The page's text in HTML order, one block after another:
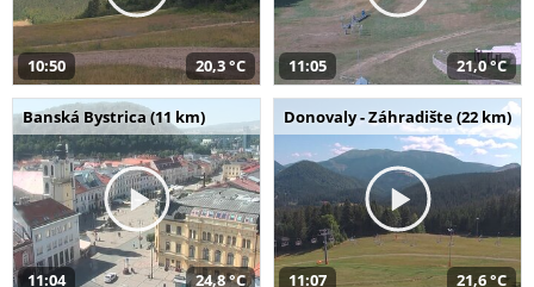
10:50 20,3 °C 11:05 21,0 °C
Banská Bystrica (11 km)
11:04 24,8 °C
Donovaly - Záhradište (22 km)
11:07 21,6 °C